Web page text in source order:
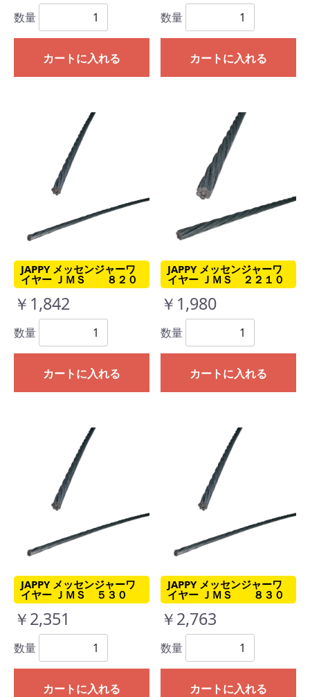
数量
カートに入れる
数量
カートに入れる
JAPPY メッセンジャーワ
イヤー ＪＭＳ ８２０
￥1,842
数量
カートに入れる
JAPPY メッセンジャーワ
イヤー ＪＭＳ ２２１０
￥1,980
数量
カートに入れる
JAPPY メッセンジャーワ
イヤー ＪＭＳ ５３０
￥2,351
数量
カートに入れる
JAPPY メッセンジャーワ
イヤー ＪＭＳ ８３０
￥2,763
数量
カートに入れる